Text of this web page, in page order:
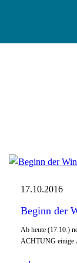
17.10.2016
Beginn der
Ab heute (17.10.)
ACHTUNG einige